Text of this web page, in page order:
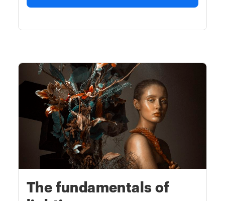
The fundamentals of